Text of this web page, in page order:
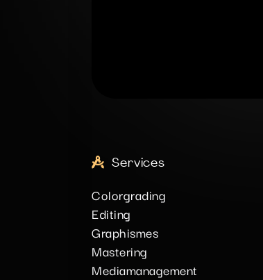
Services
Colorgrading
Editing
Graphismes
Mastering
Mediamanagement